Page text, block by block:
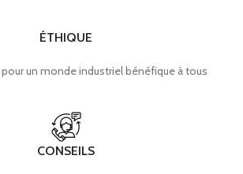
ÉTHIQUE
un monde industriel bénéfique à tous
CONSEILS